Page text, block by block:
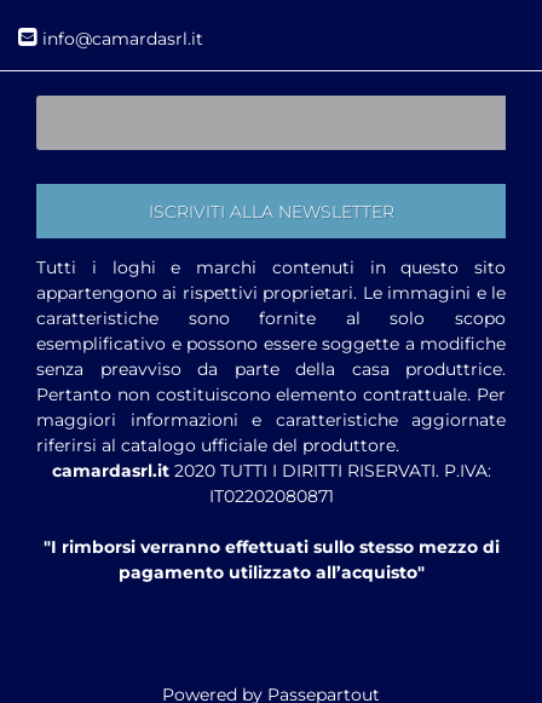
info@camardasrl.it
Tutti i loghi e marchi contenuti in questo sito
appartengono ai rispettivi proprietari. Le immagini e le
caratteristiche sono fornite al solo scopo
esemplificativo e possono essere soggette a modifiche
senza preavviso da parte della casa produttrice.
Pertanto non costituiscono elemento contrattuale. Per
maggiori informazioni e caratteristiche aggiornate
riferirsi al catalogo ufficiale del produttore.
camardasrl.it2020 TUTTI I DIRITTI RISERVATI. P.IVA:
IT02202080871
"I rimborsi verranno effettuati sullo stesso mezzo di
pagamento utilizzato all’acquisto"
Powered by Passepartout